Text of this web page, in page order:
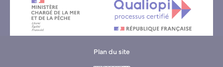
Plan du site